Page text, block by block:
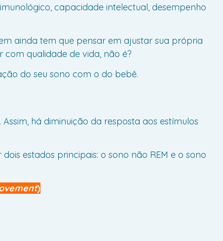
capacidade intelectual, desempenho
ainda tem que pensar em ajustar sua própria
com qualidade de vida, não é?
do seu sono com o do bebê.
há diminuição da resposta aos estímulos
estados principais: o sono não REM e o sono
)